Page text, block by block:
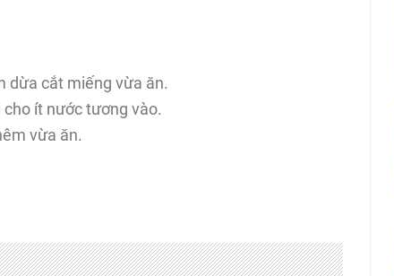
dừa cắt miếng vừa ăn.
ít nước tương vào.
vừa ăn.